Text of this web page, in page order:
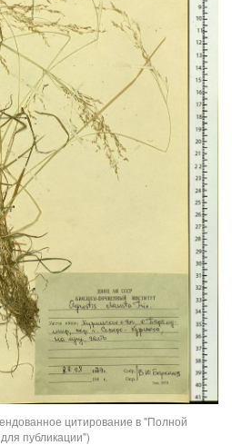
цитирование в "Полной
публикации")